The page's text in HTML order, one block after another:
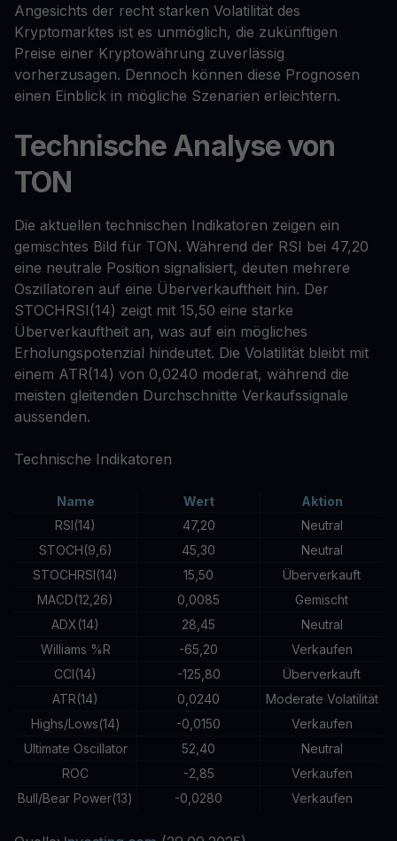
Angesichts der recht starken Volatilität des
Kryptomarktes ist es unmöglich, die zukünftigen
Preise einer Kryptowährung zuverlässig
vorherzusagen. Dennoch können diese Prognosen
einen Einblick in mögliche Szenarien erleichtern.
Technische Analyse von
TON
Die aktuellen technischen Indikatoren zeigen ein
gemischtes Bild für TON. Während der RSI bei 47,20
eine neutrale Position signalisiert, deuten mehrere
Oszillatoren auf eine Überverkauftheit hin. Der
STOCHRSI(14) zeigt mit 15,50 eine starke
Überverkauftheit an, was auf ein mögliches
Erholungspotenzial hindeutet. Die Volatilität bleibt mit
einem ATR(14) von 0,0240 moderat, während die
meisten gleitenden Durchschnitte Verkaufssignale
aussenden.
Technische Indikatoren
Name Wert
Aktion
RSI(14)
47,20
Neutral
STOCH(9,6)
45,30
Neutral
STOCHRSI(14)
15,50
Überverkauft
MACD(12,26)
0,0085
Gemischt
ADX(14)
28,45
Neutral
Williams %R
-65,20
Verkaufen
CCI(14)
-125,80
Überverkauft
ATR(14)
0,0240
Moderate Volatilität
Highs/Lows(14)
-0,0150
Verkaufen
Ultimate Oscillator
52,40
Neutral
ROC
-2,85
Verkaufen
Bull/Bear Power(13)
-0,0280 Verkaufen